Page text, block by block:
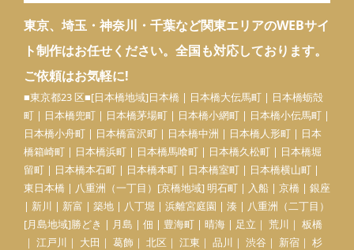
東京、埼玉・神奈川・千葉など関東エリアのWEBサイ
ト制作はお任せください。全国も対応しております。
ご依頼はお気軽に!
■東京都23 区■[日本橋地域]日本橋 | 日本橋大伝馬町 | 日本橋蛎殻
町 | 日本橋兜町 | 日本橋茅場町 | 日本橋小網町 | 日本橋小伝馬町 |
日本橋小舟町 | 日本橋富沢町 | 日本橋中洲 | 日本橋人形町 | 日本
橋箱崎町 | 日本橋浜町 | 日本橋馬喰町 | 日本橋久松町 | 日本橋堀
留町 | 日本橋本石町 | 日本橋本町 | 日本橋室町 | 日本橋横山町 |
東日本橋 | 八重洲（一丁目）[京橋地域] 明石町 | 入船 | 京橋 | 銀座
| 新川 | 新富 | 築地 | 八丁堀 | 浜離宮庭園 | 湊 | 八重洲（二丁目）
[月島地域]勝どき | 月島 | 佃 | 豊海町 | 晴海 | 足立｜ 荒川｜ 板橋
｜ 江戸川｜ 大田｜ 葛飾｜ 北区｜ 江東｜ 品川｜ 渋谷｜ 新宿｜ 杉